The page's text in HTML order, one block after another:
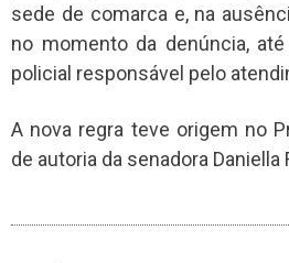
sede de comarca e, na
no momento da denúncia,
policial responsável pelo
A nova regra teve origem no
de autoria da senadora Daniella